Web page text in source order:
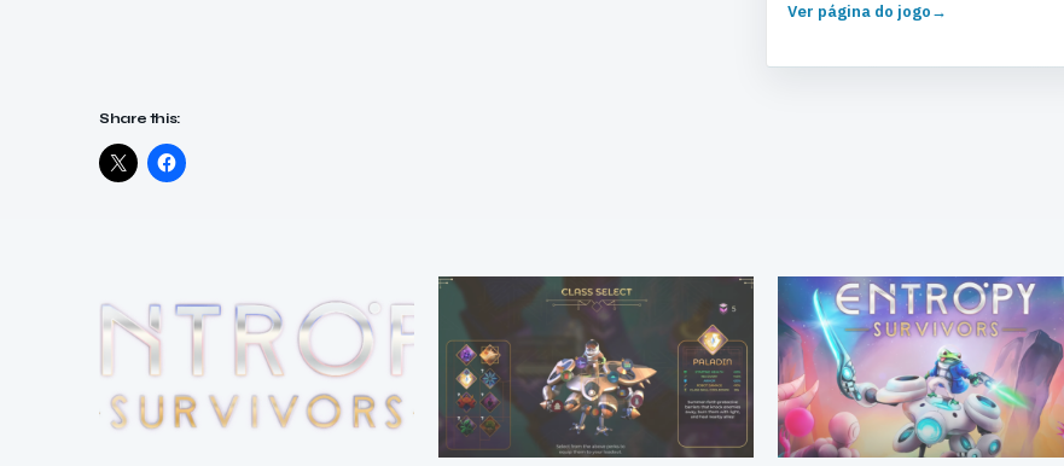
Ver página do jogo→
Share this: